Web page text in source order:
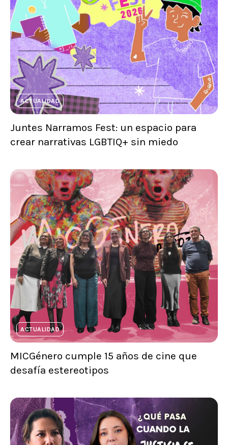
ACTUALIDAD
Juntes Narramos Fest: un espacio para
crear narrativas LGBTIQ+ sin miedo
ACTUALIDAD
MICGénero cumple 15 años de cine que
desafía estereotipos